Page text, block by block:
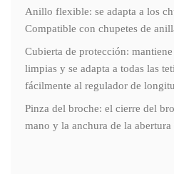
Anillo flexible: se adapta a los
Compatible con chupetes de
Cubierta de protección:
limpias y se adapta a todas las
fácilmente al regulador de
Pinza del broche: el cierre del
mano y la anchura de la